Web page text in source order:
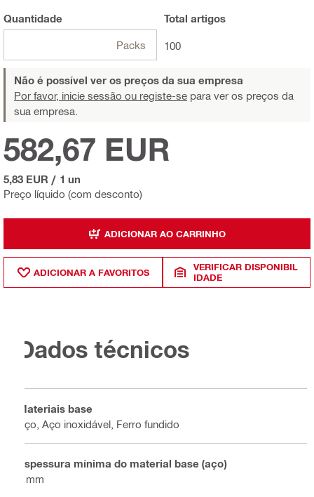
Quantidade
Packs
Total artigos
100
Não é possível ver os preços da sua empresa
Por favor, inicie sessão ou registe-se para ver os preços da
sua empresa.
Preço líquido (com desconto)
582,67 EUR
5,83 EUR / 1 un
ADICIONAR AO CARRINHO
ADICIONAR A FAVORITOS
VERIFICAR DISPONIBIL
IDADE
Dados técnicos
Materiais base
Aço, Aço inoxidável, Ferro fundido
Espessura mínima do material base (aço)
8 mm